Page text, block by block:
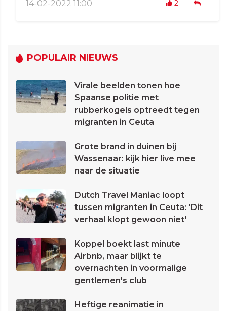
14-02-2022 11:00 2
POPULAIR NIEUWS
Virale beelden tonen hoe
Spaanse politie met
rubberkogels optreedt tegen
migranten in Ceuta
Grote brand in duinen bij
Wassenaar: kijk hier live mee
naar de situatie
Dutch Travel Maniac loopt
tussen migranten in Ceuta: 'Dit
verhaal klopt gewoon niet'
Koppel boekt last minute
Airbnb, maar blijkt te
overnachten in voormalige
gentlemen's club
Heftige reanimatie in